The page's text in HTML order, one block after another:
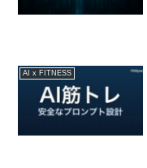
AI x FITNESS